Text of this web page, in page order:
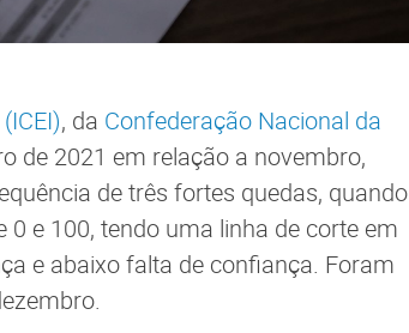
, da Confederação Nacional da
de 2021 em relação a novembro,
de três fortes quedas, quando
0 e 100, tendo uma linha de corte em
e abaixo falta de confiança. Foram